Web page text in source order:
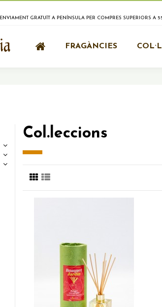
ENVIAMENT GRATUÏT A PENÍNSULA PER COMPRES SUPERIORS A
FRAGÀNCIES
Col.leccions